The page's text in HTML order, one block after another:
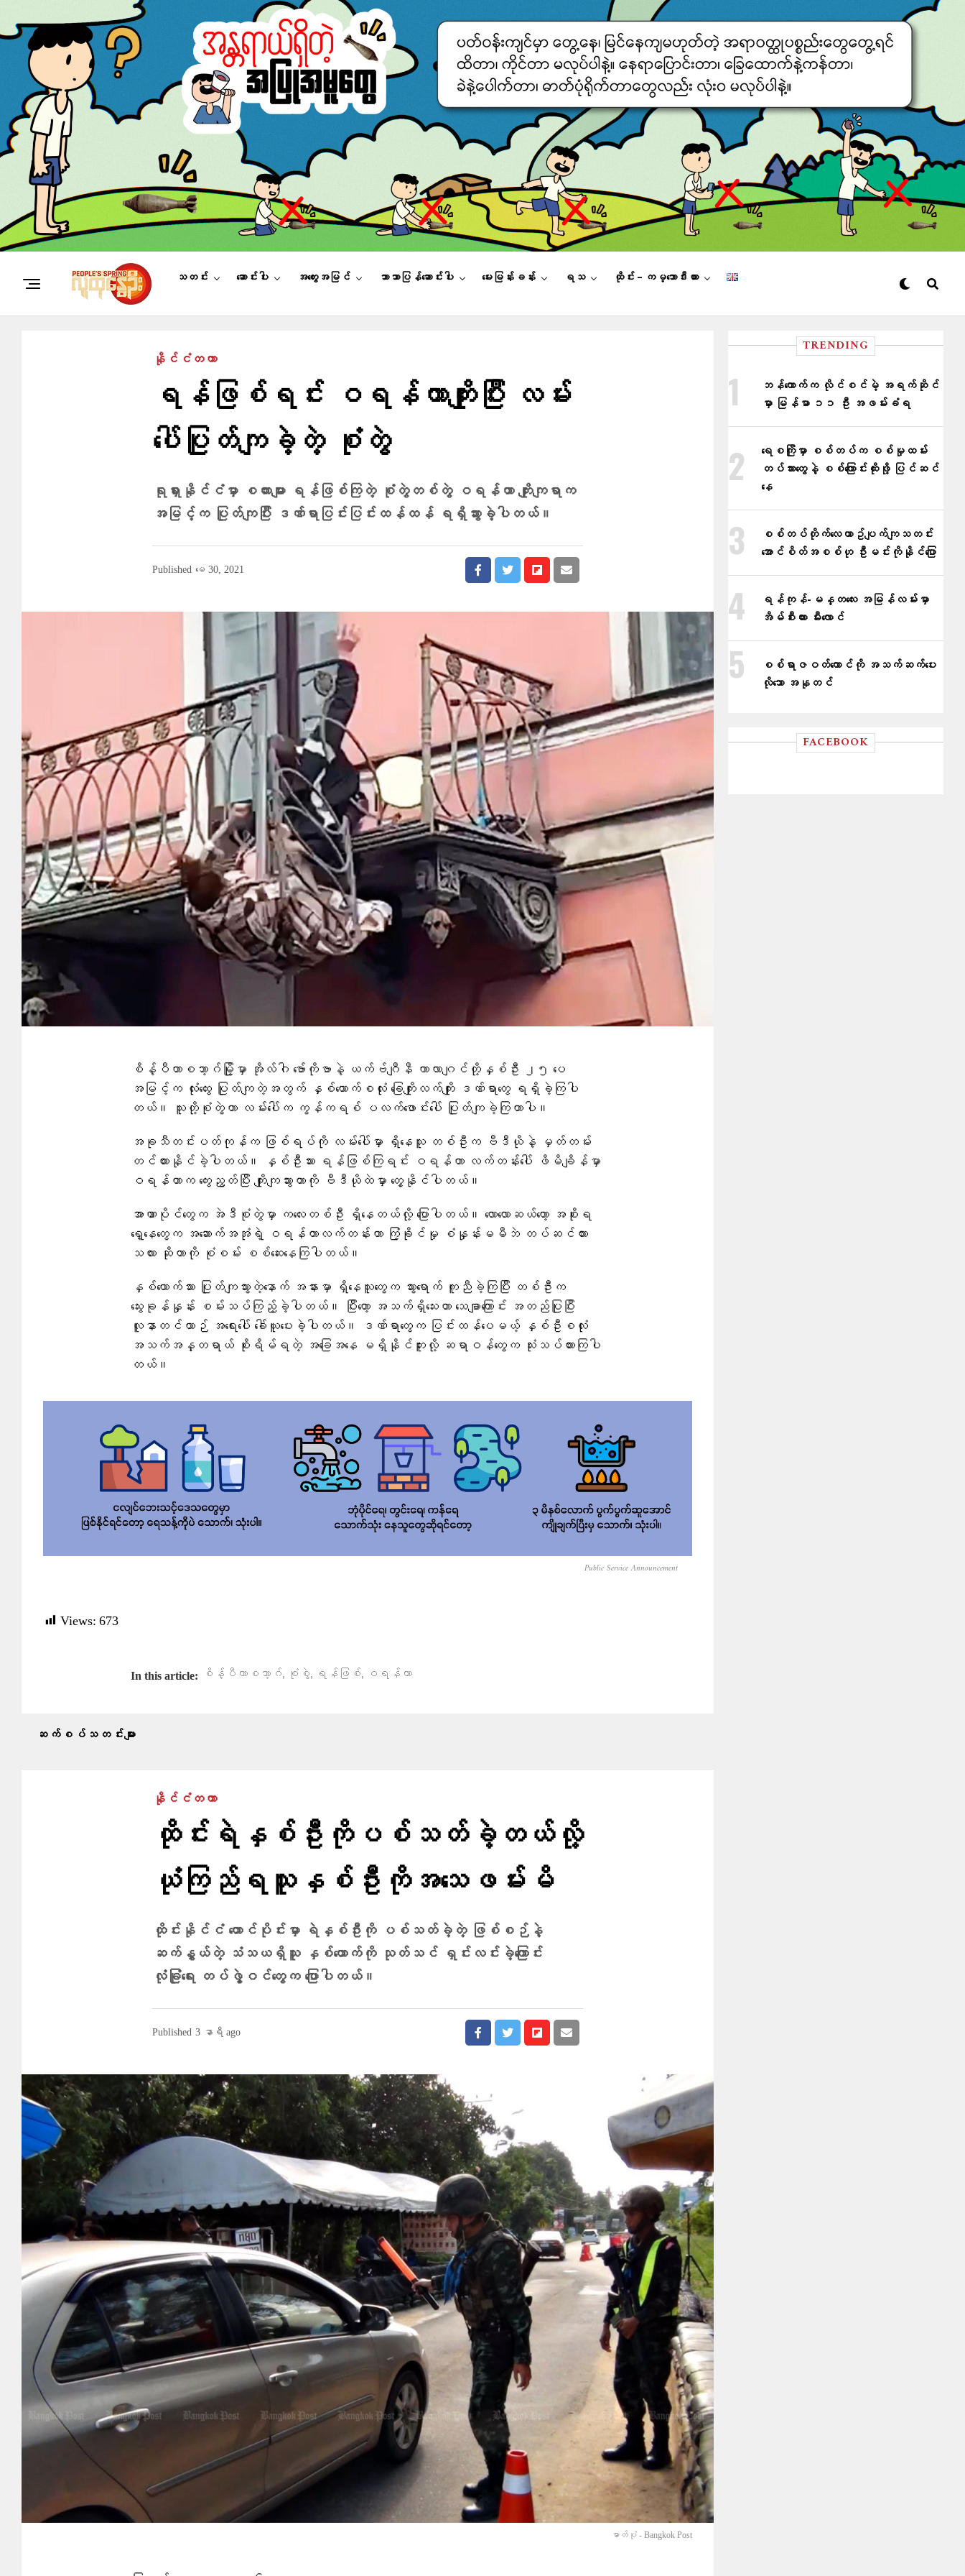
သတင်း ဆောင်းပါး အတွေးအမြင် ဘာသာပြန်ဆောင်းပါး မေးမြန်းခန်း ရသ ထိုင်း – ကမ္ဘောဒီးယား
နိုင်ငံတကာ
ရန်ဖြစ်ရင်း ဝရန်တာကျိုးပြီး လမ်း
ပေါ်ပြုတ်ကျခဲ့တဲ့ စုံတွဲ
ရုရှားနိုင်ငံမှာ စကားများ ရန်ဖြစ်ကြတဲ့ စုံတွဲတစ်တွဲ ဝရန်တာ ကျိုးကျရာက
အမြင့်က ပြုတ်ကျပြီး ဒဏ်ရာပြင်းပြင်းထန်ထန် ရရှိသွားခဲ့ပါတယ်။
Published မေ 30, 2021
စိန့်ပီတာစဘာ့ဂ်မြို့မှာ အိုလ်ဂါ ဗော်ကိုဗာနဲ့ ယက်ဗ်ဂျီနီ ကာလာဂျင်တို့နှစ်ဦး ၂၅ ပေ
အမြင့်က လုံးထွေး ပြုတ်ကျတဲ့အတွက် နှစ်ယောက်စလုံး ခြေကျိုးလက်ကျိုး ဒဏ်ရာတွေ ရရှိခဲ့ကြပါ
တယ်။ သူတို့စုံတွဲဟာ လမ်းပေါ်က ကွန်ကရစ် ပလက်ဖောင်းပေါ် ပြုတ်ကျခဲ့ကြတာပါ။
အခုသီတင်းပတ်ကုန်က ဖြစ်ရပ်ကို လမ်းပေါ်မှာ ရှိနေသူ တစ်ဦးက ဗီဒီယိုနဲ့ မှတ်တမ်း
တင်ထားနိုင်ခဲ့ပါတယ်။ နှစ်ဦးသား ရန်ဖြစ်ကြရင်း ဝရန်တာ လက်တန်းပေါ် ဖိမိချိန်မှာ
ဝရန်တာက ကွေးညွတ်ပြီး ကျိုးကျသွားတာကို ဗီဒီယိုထဲမှာ တွေ့နိုင်ပါတယ်။
အာဏာပိုင်တွေက အဲဒီစုံတွဲမှာ ကလေးတစ်ဦး ရှိနေတယ်လို့ ပြောပါတယ်။ လောလောဆယ်တော့ အစိုးရ
ရှေ့နေတွေက အဆောက်အအုံရဲ့ ဝရန်တာလက်တန်းဟာ ကြံ့ခိုင်မှု စံနှုန်းမမီဘဲ တပ်ဆင်ထား
သလား ဆိုတာကို စုံစမ်း စစ်ဆေးနေကြပါတယ်။
နှစ်ယောက်သား ပြုတ်ကျသွားတဲ့နောက် အနားမှာ ရှိနေသူတွေက သွားရောက် ကူညီခဲ့ကြပြီး တစ်ဦးက
သွေးခုန်နှုန်း စမ်းသပ်ကြည့်ခဲ့ပါတယ်။ ပြီးတော့ အသက်ရှိသေးတာ သေချာကြောင်း အတည်ပြုပြီး
လူနာတင်ယာဉ် အရေးပေါ် ခေါ်ယူပေးခဲ့ပါတယ်။ ဒဏ်ရာတွေက ပြင်းထန်ပေမယ့် နှစ်ဦးစလုံး
အသက်အန္တရာယ် စိုးရိမ်ရတဲ့ အခြေအနေ မရှိနိုင်ဘူးလို့ ဆရာဝန်တွေက သုံးသပ်ထားကြပါ
တယ်။
Public Service Announcement
Views: 673
In this article: စိန့်ပီတာစဘာ့ဂ်, စုံစွဲ, ရန်ဖြစ်, ဝရန်တာ
ဆက်စပ်သတင်းများ
နိုင်ငံတကာ
ထိုင်းရဲနှစ်ဦးကိုပစ်သတ်ခဲ့တယ်လို့
ယုံကြည်ရသူနှစ်ဦးကိုအသေဖမ်းမိ
ထိုင်းနိုင်ငံ တောင်ပိုင်းမှာ ရဲနှစ်ဦးကို ပစ်သတ်ခဲ့တဲ့ ဖြစ်စဉ်နဲ့
ဆက်နွှယ်တဲ့ သံသယရှိသူ နှစ်ယောက်ကို သုတ်သင် ရှင်းလင်းခဲ့ကြောင်း
လုံခြုံရေး တပ်ဖွဲ့ဝင်တွေက ပြောပါတယ်။
Published 3 နာရီ ago
ဓာတ်ပုံ - Bangkok Post
TRENDING
ဘန်ကောက်က လိုင်စင်မဲ့ အရက်ဆိုင်
မှာ မြန်မာ ၁၁ ဦး အဖမ်းခံရ
ရေစကြိုမှာ စစ်တပ်က စစ်မှုထမ်း
တပ်သားတွေနဲ့ စစ်ကြောင်းထိုးဖို့ ပြင်ဆင်
နေ
စစ်တပ်တိုက်​လေယာဥ်ပျက်ကျသတင်း
အောင်စိတ်အစစ်ဟု ဦးမင်းကိုနိုင်​ပြော
ရန်ကုန်-မန္တလေး အမြန်လမ်းမှာ
အိမ်စီးကား မီးလောင်
စစ်ရာဇဝတ်ကောင်ကို အသက်ဆက်ပေး
လိုသော အနုတင်
FACEBOOK